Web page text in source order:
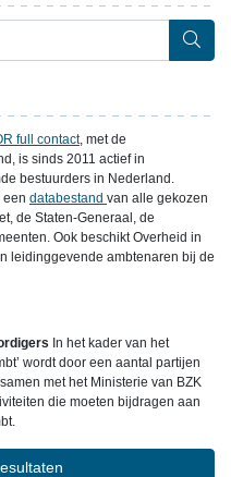
full contact, met de
is sinds 2011 actief in
bestuurders in Nederland.
een databestand van alle gekozen
de Staten-Generaal, de
Ook beschikt Overheid in
leidinggevende ambtenaren bij de
In het kader van het
wordt door een aantal partijen
met het Ministerie van BZK
die moeten bijdragen aan